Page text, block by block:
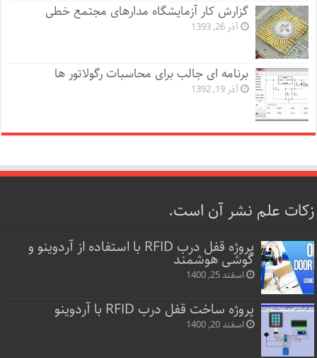
گزارش کار آزمایشگاه مدارهای مجتمع خطی
آذر 26, 1393
برنامه ای جالب برای محاسبات رگولاتور ها
آذر 19, 1392
زکات علم نشر آن است.
پروژه قفل‌ درب RFID با استفاده از آردوینو و
گوشی هوشمند
اسفند 25, 1400
پروژه ساخت قفل‌ درب RFID با آردوینو
اسفند 20, 1400